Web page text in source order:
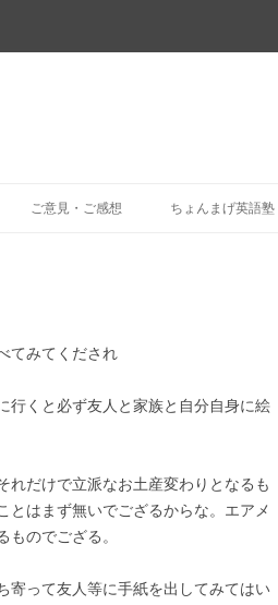
ご意見・ご感想 ちょんまげ英語塾
てみてくだされ
行くと必ず友人と家族と自分自身に絵
れだけで立派なお土産変わりとなるも
とはまず無いでござるからな。エアメ
のでござる。
寄って友人等に手紙を出してみてはい